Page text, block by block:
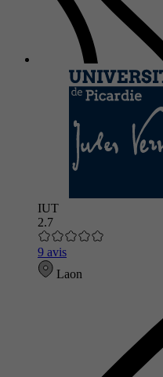
IUT
2.7
9 avis
Laon